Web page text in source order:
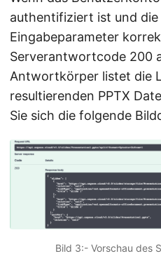
authentifiziert ist und
Eingabeparameter
Serverantwortcode 200
Antwortkörper listet die
resultierenden PPTX
Sie sich die folgende
Bild 3:- Vorschau des